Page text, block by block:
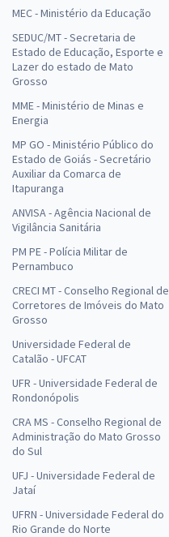
MEC - Ministério da Educação
SEDUC/MT - Secretaria de
Estado de Educação, Esporte e
Lazer do estado de Mato
Grosso
MME - Ministério de Minas e
Energia
MP GO - Ministério Público do
Estado de Goiás - Secretário
Auxiliar da Comarca de
Itapuranga
ANVISA - Agência Nacional de
Vigilância Sanitária
PM PE - Polícia Militar de
Pernambuco
CRECI MT - Conselho Regional de
Corretores de Imóveis do Mato
Grosso
Universidade Federal de
Catalão - UFCAT
UFR - Universidade Federal de
Rondonópolis
CRA MS - Conselho Regional de
Administração do Mato Grosso
do Sul
UFJ - Universidade Federal de
Jataí
UFRN - Universidade Federal do
Rio Grande do Norte